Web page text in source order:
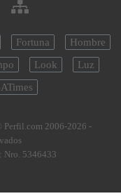
Fortuna
Hombre
Look
Luz
Perfil.com 2006-2026 -
Nro. 5346433